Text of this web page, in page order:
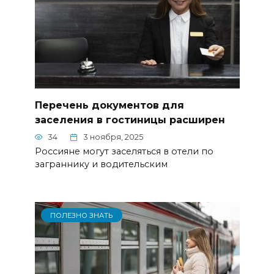
Перечень документов для
заселения в гостиницы расширен
34 3 ноября, 2025
Россияне могут заселяться в отели по
заграннику и водительским
ПОЛЕЗНО ЗНАТЬ